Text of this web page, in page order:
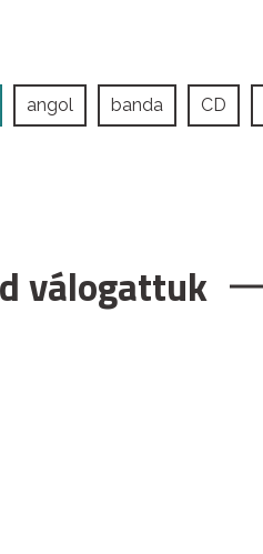
angol banda CD
válogattuk